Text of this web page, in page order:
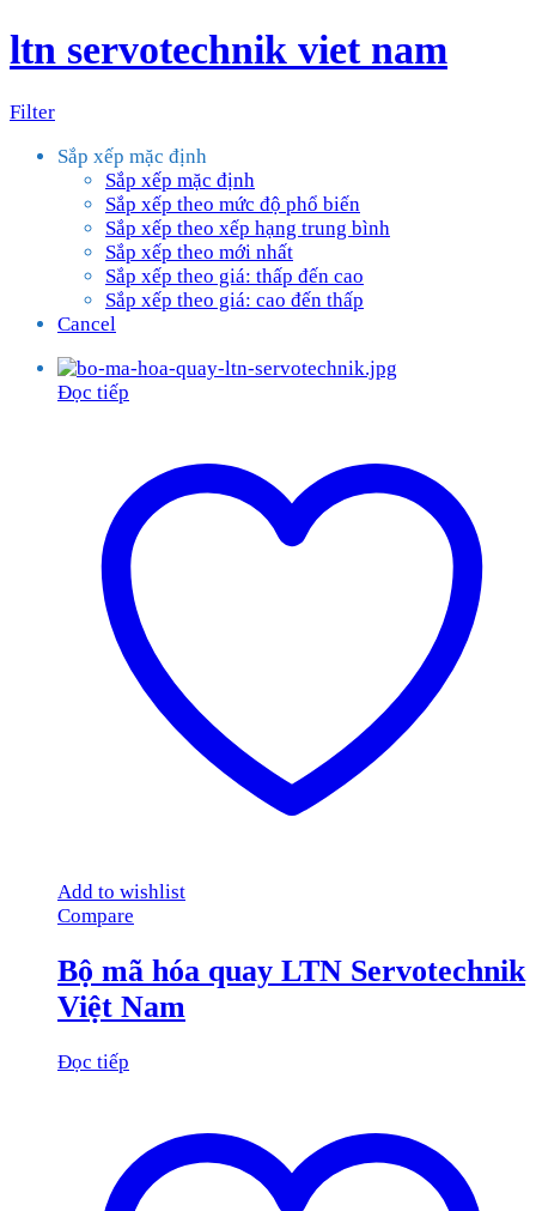
ltn servotechnik viet nam
Filter
Sắp xếp mặc định
Sắp xếp mặc định
Sắp xếp theo mức độ phổ biến
Sắp xếp theo xếp hạng trung bình
Sắp xếp theo mới nhất
Sắp xếp theo giá: thấp đến cao
Sắp xếp theo giá: cao đến thấp
Cancel
Đọc tiếp
Add to wishlist
Compare
Bộ mã hóa quay LTN Servotechnik
Việt Nam
Đọc tiếp